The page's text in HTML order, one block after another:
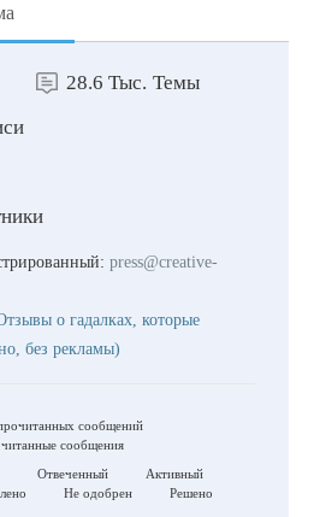
28.6 Тыс. Темы
press@creative-
о гадалках, которые
без рекламы)
сообщений
сообщения
Отвеченный
Активный
Не одобрен
Решено